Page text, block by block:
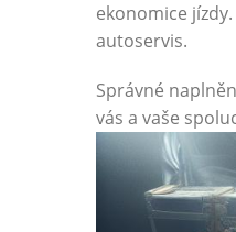
ekonomice
autoservis.
Správné
vás a vaše